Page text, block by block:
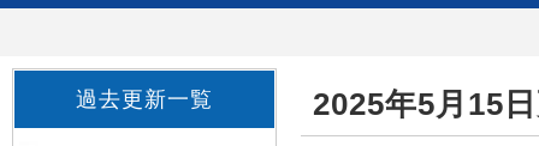
2025年5月15
過去更新一覧